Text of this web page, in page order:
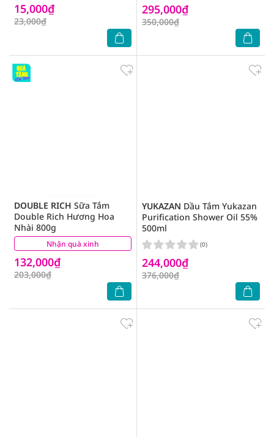
15,000₫
23,000₫
295,000₫
350,000₫
Nhận quà xinh
DOUBLE RICH Sữa Tắm
Double Rich Hương Hoa
Nhài 800g
132,000₫
203,000₫
(0)
YUKAZAN Dầu Tắm Yukazan
Purification Shower Oil 55%
500ml
244,000₫
376,000₫
(0)